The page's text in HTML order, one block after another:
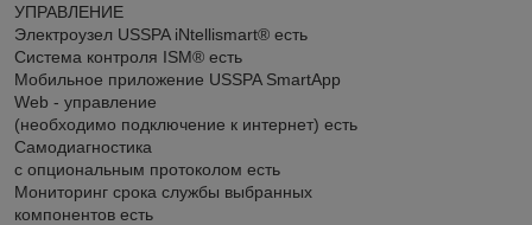
УПРАВЛЕНИЕ
Электроузел USSPA iNtellismart® есть
Система контроля ISM® есть
Мобильное приложение USSPA SmartApp
Web - управление
(необходимо подключение к интернет) есть
Самодиагностика
с опциональным протоколом есть
Мониторинг срока службы выбранных
компонентов есть